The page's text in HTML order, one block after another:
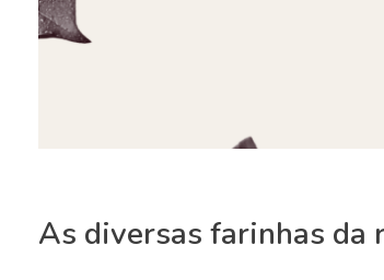
As diversas farinhas da